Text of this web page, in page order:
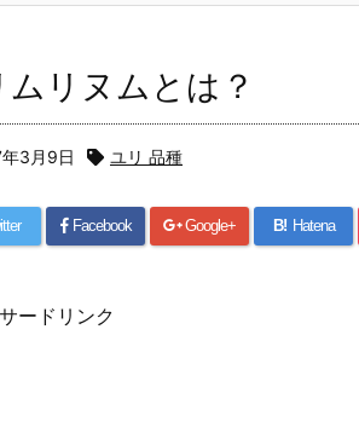
ムリヌムとは？
3月9日 ユリ 品種
Facebook Google+ B! Hatena
ードリンク